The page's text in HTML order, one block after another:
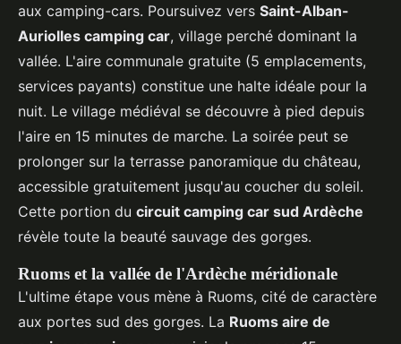
aux camping-cars. Poursuivez vers Saint-Alban-
Auriolles camping car, village perché dominant la
vallée. L'aire communale gratuite (5 emplacements,
services payants) constitue une halte idéale pour la
nuit. Le village médiéval se découvre à pied depuis
l'aire en 15 minutes de marche. La soirée peut se
prolonger sur la terrasse panoramique du château,
accessible gratuitement jusqu'au coucher du soleil.
Cette portion du circuit camping car sud Ardèche
révèle toute la beauté sauvage des gorges.
Ruoms et la vallée de l'Ardèche méridionale
L'ultime étape vous mène à Ruoms, cité de caractère
aux portes sud des gorges. La Ruoms aire de